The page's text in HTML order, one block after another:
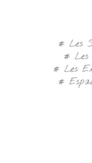
# Les
# Les
# Les
#